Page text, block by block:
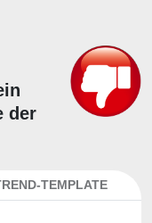
der
TEMPLATE